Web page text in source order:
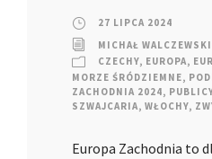
27 LIPCA 2024
MICHAŁ WALCZEWSKI
CZECHY, EUROPA,
MORZE ŚRÓDZIEMNE,
ZACHODNIA 2024,
SZWAJCARIA, WŁOCHY,
Europa Zachodnia to